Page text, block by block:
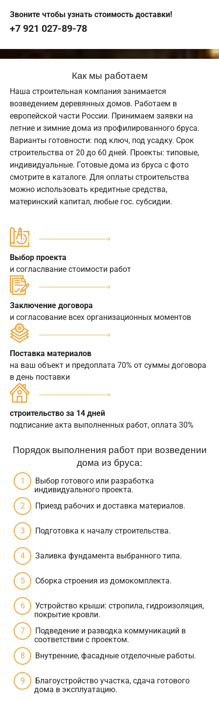
Звоните чтобы узнать стоимость доставки!
+7 921 027-89-78
Как мы работаем
Наша строительная компания занимается
возведением деревянных домов. Работаем в
европейской части России. Принимаем заявки на
летние и зимние дома из профилированного бруса.
Варианты готовности: под ключ, под усадку. Срок
строительства от 20 до 60 дней. Проекты: типовые,
индивидуальные. Готовые дома из бруса с фото
смотрите в каталоге. Для оплаты строительства
можно использовать кредитные средства,
материнский капитал, любые гос. субсидии.
Выбор проекта
и согласлвание стоимости работ
Заключение договора
и согласование всех организационных моментов
Поставка материалов
на ваш объект и предоплата 70% от суммы договора
в день поставки
строительство за 14 дней
подписание акта выполненных работ, оплата 30%
Порядок выполнения работ при возведении
дома из бруса:
Выбор готового или разработка
индивидуального проекта.
Приезд рабочих и доставка материалов.
Подготовка к началу строительства.
Заливка фундамента выбранного типа.
Сборка строения из домокомплекта.
Устройство крыши: стропила, гидроизоляция,
покрытие кровли.
Подведение и разводка коммуникаций в
соответствии с проектом.
Внутренние, фасадные отделочные работы.
Благоустройство участка, сдача готового
дома в эксплуатацию.